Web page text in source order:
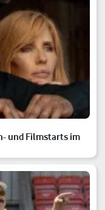
und Filmstarts im